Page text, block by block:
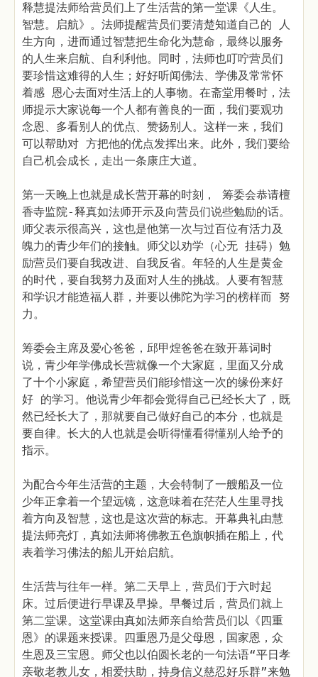
释慧提法师给营员们上了生活营的第一堂课《人生。
智慧。启航》。法师提醒营员们要清楚知道自己的 人
生方向，进而通过智慧把生命化为慧命，最终以服务
的人生来启航、自利利他。同时，法师也叮咛营员们
要珍惜这难得的人生；好好听闻佛法、学佛及常常怀
着感 恩心去面对生活上的人事物。在斋堂用餐时，法
师提示大家说每一个人都有善良的一面，我们要观功
念恩、多看别人的优点、赞扬别人。这样一来，我们
可以帮助对 方把他的优点发挥出来。此外，我们要给
自己机会成长，走出一条康庄大道。
第一天晚上也就是成长营开幕的时刻， 筹委会恭请檀
香寺监院-释真如法师开示及向营员们说些勉励的话。
师父表示很高兴，这也是他第一次与过百位有活力及
魄力的青少年们的接触。师父以劝学（心无 挂碍）勉
励营员们要自我改进、自我反省。年轻的人生是黄金
的时代，要自我努力及面对人生的挑战。人要有智慧
和学识才能造福人群，并要以佛陀为学习的榜样而 努
力。
筹委会主席及爱心爸爸，邱甲煌爸爸在致开幕词时
说，青少年学佛成长营就像一个大家庭，里面又分成
了十个小家庭，希望营员们能珍惜这一次的缘份来好
好 的学习。他说青少年都会觉得自己已经长大了，既
然已经长大了，那就要自己做好自己的本分，也就是
要自律。长大的人也就是会听得懂看得懂别人给予的
指示。
为配合今年生活营的主题，大会特制了一艘船及一位
少年正拿着一个望远镜，这意味着在茫茫人生里寻找
着方向及智慧，这也是这次营的标志。开幕典礼由慧
提法师亮灯，真如法师将佛教五色旗帜插在船上，代
表着学习佛法的船儿开始启航。
生活营与往年一样。第二天早上，营员们于六时起
床。过后便进行早课及早操。早餐过后，营员们就上
第二堂课。这堂课由真如法师亲自给营员们以《四重
恩》的课题来授课。四重恩乃是父母恩，国家恩，众
生恩及三宝恩。师父也以伯圆长老的一句法语“平日孝
亲敬老教儿女，相爱扶助，持身信义慈忍好乐群”来勉